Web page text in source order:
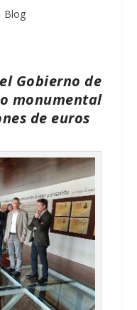
Blog
Gobierno de
monumental
de euros